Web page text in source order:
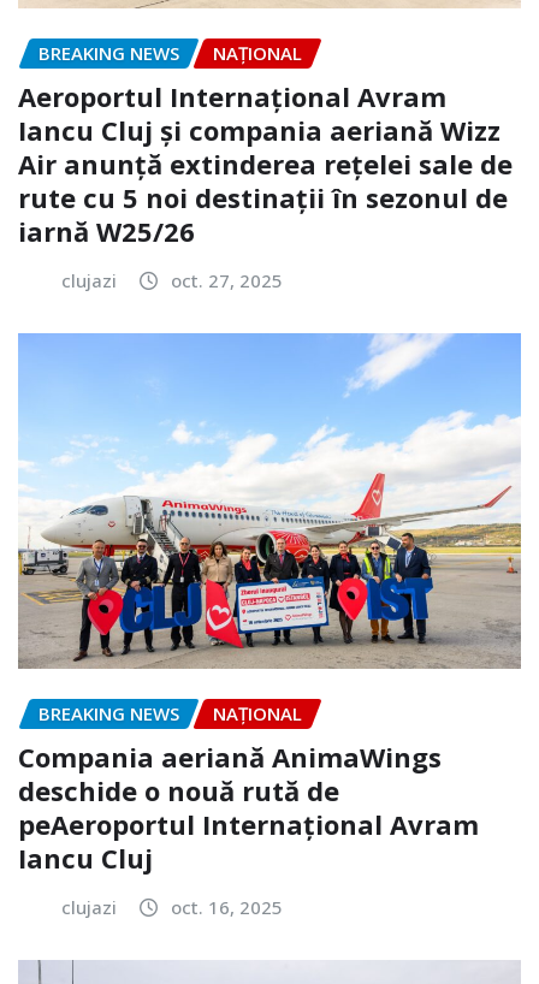
BREAKING NEWS NAŢIONAL
Aeroportul Internațional Avram
Iancu Cluj și compania aeriană Wizz
Air anunță extinderea reţelei sale de
rute cu 5 noi destinaţii în sezonul de
iarnă W25/26
clujazi oct. 27, 2025
BREAKING NEWS NAŢIONAL
Compania aeriană AnimaWings
deschide o nouă rută de
peAeroportul Internaţional Avram
Iancu Cluj
clujazi oct. 16, 2025